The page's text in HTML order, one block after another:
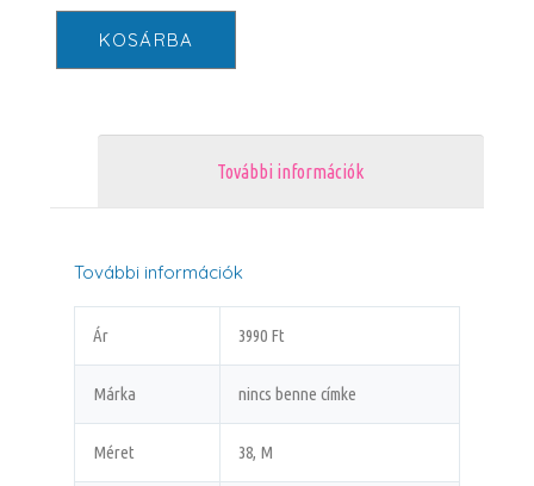
KOSÁRBA
További információk
További információk
Ár 3990 Ft
Márka nincs benne címke
Méret 38, M